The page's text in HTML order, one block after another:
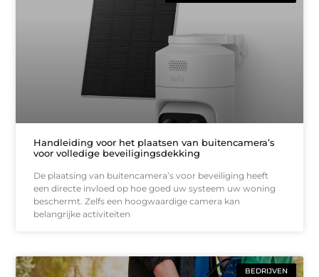
Handleiding voor het plaatsen van buitencamera’s
voor volledige beveiligingsdekking
De plaatsing van buitencamera’s voor beveiliging heeft
een directe invloed op hoe goed uw systeem uw woning
beschermt. Zelfs een hoogwaardige camera kan
belangrijke activiteiten
BEDRIJVEN